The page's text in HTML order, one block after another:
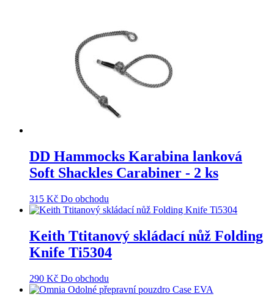
DD Hammocks Karabina lanková
Soft Shackles Carabiner - 2 ks
315 Kč Do obchodu
Keith Ttitanový skládací nůž Folding
Knife Ti5304
290 Kč Do obchodu